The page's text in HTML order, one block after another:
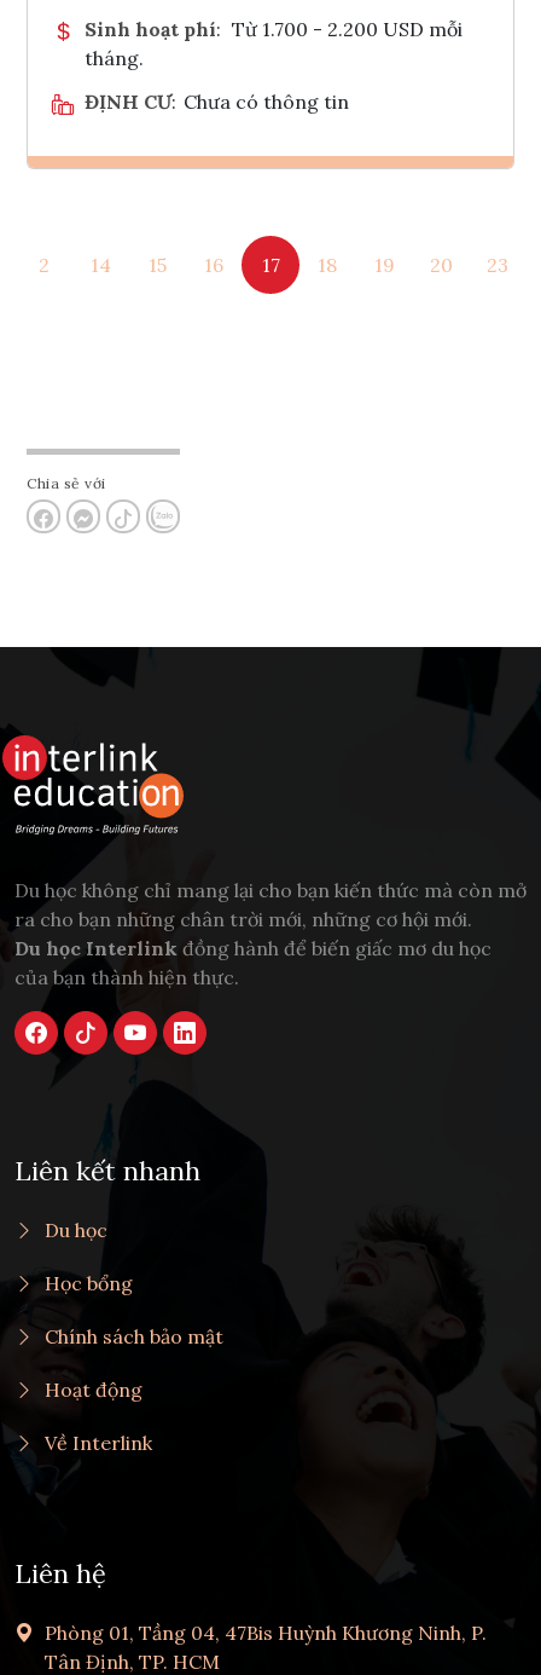
Sinh hoạt phí: Từ 1.700 - 2.200 USD mỗi
tháng.
ĐỊNH CƯ: Chưa có thông tin
Tham vấn Interlink
2 14 15 16 17 18 19 20 23
Chia sẻ với
Du học không chỉ mang lại cho bạn kiến thức mà còn mở
ra cho bạn những chân trời mới, những cơ hội mới.
Du học Interlink đồng hành để biến giấc mơ du học
của bạn thành hiện thực.
Liên kết nhanh
Du học
Học bổng
Chính sách bảo mật
Hoạt động
Về Interlink
Liên hệ
Phòng 01, Tầng 04, 47Bis Huỳnh Khương Ninh, P.
Tân Định, TP. HCM